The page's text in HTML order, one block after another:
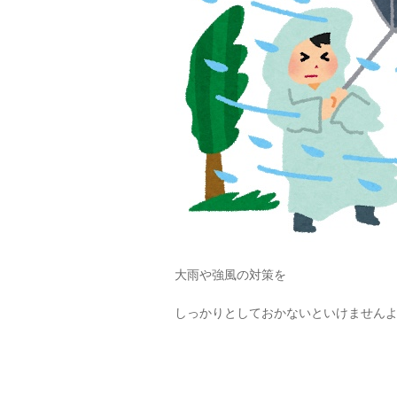
大雨や強風の対策を
しっかりとしておかないといけません